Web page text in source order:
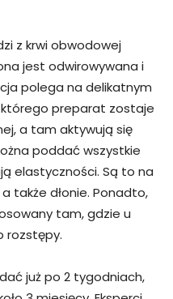
z krwi obwodowej
jest odwirowywana i
polega na delikatnym
którego preparat zostaje
a tam aktywują się
poddać wszystkie
elastyczności. Są to na
także dłonie. Ponadto,
tam, gdzie u
rozstępy.
już po 2 tygodniach,